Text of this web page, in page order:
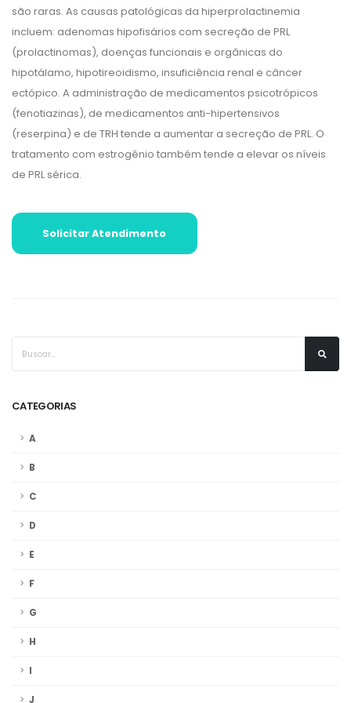
são raras. As causas patológicas da hiperprolactinemia
incluem: adenomas hipofisários com secreção de PRL
(prolactinomas), doenças funcionais e orgânicas do
hipotálamo, hipotireoidismo, insuficiência renal e câncer
ectópico. A administração de medicamentos psicotrópicos
(fenotiazinas), de medicamentos anti-hipertensivos
(reserpina) e de TRH tende a aumentar a secreção de PRL. O
tratamento com estrogênio também tende a elevar os níveis
de PRL sérica.
Solicitar Atendimento
CATEGORIAS
A
B
C
D
E
F
G
H
I
J